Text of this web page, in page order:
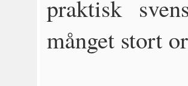
praktisk
månget stort